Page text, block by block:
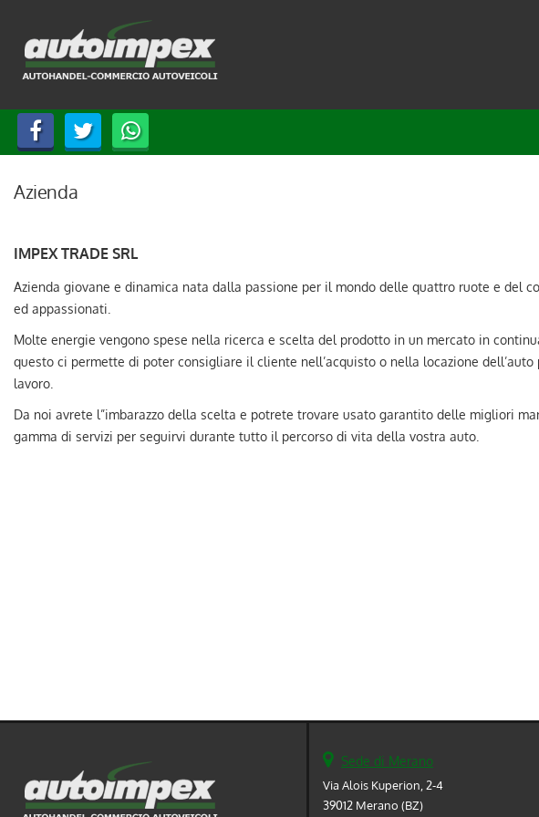
LISTA VEICOLI
ACQUISTIAMO USATO
ASSISTENZA
LINGUA:
ITALIANO
DEUTSCH
DEUTSCH
Azienda
IMPEX TRADE SRL
Azienda giovane e dinamica nata dalla passione per il mondo delle quattro ruote e del
ed appassionati.
Molte energie vengono spese nella ricerca e scelta del prodotto in un mercato in
questo ci permette di poter consigliare il cliente nell’acquisto o nella locazione
lavoro.
Da noi avrete l”imbarazzo della scelta e potrete trovare usato garantito delle migliori
gamma di servizi per seguirvi durante tutto il percorso di vita della vostra auto.
Sede di Merano
Via Alois Kuperion, 2-4
39012 Merano (BZ)